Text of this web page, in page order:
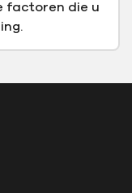
factoren die u